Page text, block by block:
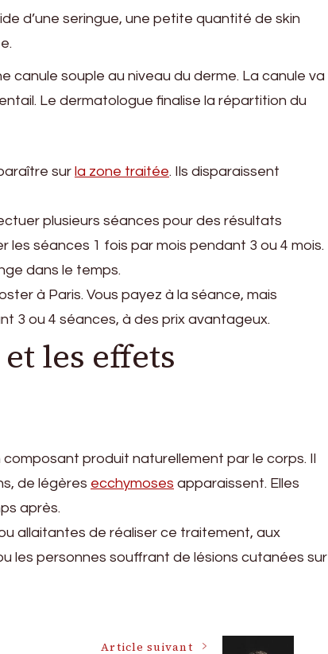
d’une seringue, une petite quantité de skin
canule souple au niveau du derme. La canule va
Le dermatologue finalise la répartition du
sur la zone traitée. Ils disparaissent
plusieurs séances pour des résultats
les séances 1 fois par mois pendant 3 ou 4 mois.
dans le temps.
à Paris. Vous payez à la séance, mais
3 ou 4 séances, à des prix avantageux.
les effets
composant produit naturellement par le corps. Il
de légères ecchymoses apparaissent. Elles
après.
allaitantes de réaliser ce traitement, aux
les personnes souffrant de lésions cutanées sur
Article suivant